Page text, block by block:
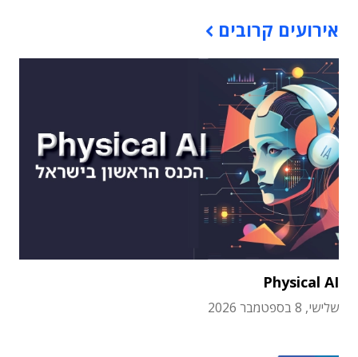
אירועים קרובים
Physical AI
שלישי, 8 בספטמבר 2026